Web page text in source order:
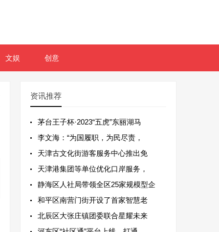
文娱 创意
资讯推荐
茅台王子杯·2023“五虎”东丽湖马
李文海：“为国履职，为民尽责，
天津古文化街游客服务中心推出免
天津港集团等单位优化口岸服务，
静海区人社局带领全区25家规模型企
和平区南营门街开设了首家智慧老
北辰区大张庄镇团委联合星耀未来